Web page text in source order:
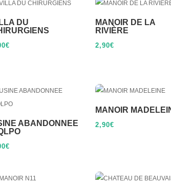
DU
€
MANOIR DE LA
RIVIÈRE
2,90€
ABANDONNEE
€
MANOIR
2,90€